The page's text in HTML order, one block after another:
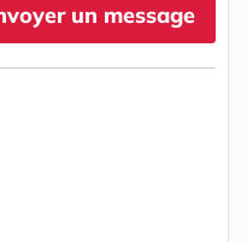
un message